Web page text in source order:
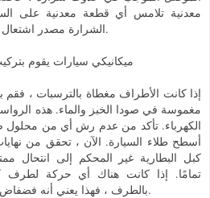
معدنية تلامس أي قطعة معدنية على
الشرارة مصدر اشتعال قد يتسبب في الانفجار.
ميكانيكي سيارات يقوم
إذا كانت الأطراف مغطاة بالترسبات ، فقم
مغموسة في صودا الخبز والماء. هذه
الكهرباء. تأكد من عدم رش أي من محلول
أسطح طلاء السيارة. الآن ، تحقق من
كبل البطارية غير المحكم إلى انتحال
تمامًا. إذا كانت هناك أي حركة لطرف
بالطرف ، فهذا يعني أنه فضفاض جدًا ويحتاج إلى إحكام.